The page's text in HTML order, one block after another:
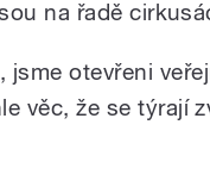
na řadě
jsme otevřeni
věc, že se týrají